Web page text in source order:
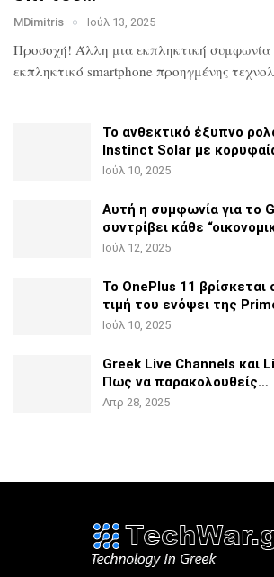
MDimitris Ιούλ 13, 2025
Προσοχή! Άλλη μια εκπληκτική συμφωνία
εκπληκτικό smartphone προηγμένης
Το ανθεκτικό έξυπνο
Instinct Solar με
Ιούλ 10, 2025
Αυτή η συμφωνία για το
συντρίβει κάθε
Ιούλ 12, 2025
Το OnePlus 11 βρίσκεται
τιμή του ενόψει της
Ιούλ 10, 2025
Greek Live Channels και
Πως να παρακολουθείς…
Απρ 28, 2025